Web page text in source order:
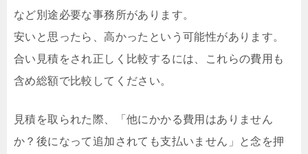
など別途必要な事務所があります。
安いと思ったら、高かったという可能性があります。
合い見積をされ正しく比較するには、これらの費用も
含め総額で比較してください。
見積を取られた際、「他にかかる費用はありません
か？後になって追加されても支払いません」と念を押